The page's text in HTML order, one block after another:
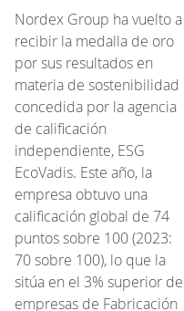
Nordex Group ha vuelto a
recibir la medalla de oro
por sus resultados en
materia de sostenibilidad
concedida por la agencia
de calificación
independiente, ESG
EcoVadis. Este año, la
empresa obtuvo una
calificación global de 74
puntos sobre 100 (2023:
70 sobre 100), lo que la
sitúa en el 3% superior de
empresas de Fabricación